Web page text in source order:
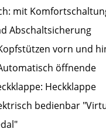
mit
Abschaltsicherung
vorn und
öffnende
Heckklappe
bedienbar